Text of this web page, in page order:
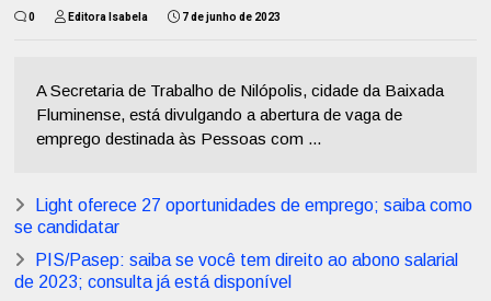
0 Editora Isabela 7 de junho de 2023
A Secretaria de Trabalho de Nilópolis, cidade da Baixada
Fluminense, está divulgando a abertura de vaga de
emprego destinada às Pessoas com ...
Light oferece 27 oportunidades de emprego; saiba como
se candidatar
PIS/Pasep: saiba se você tem direito ao abono salarial
de 2023; consulta já está disponível